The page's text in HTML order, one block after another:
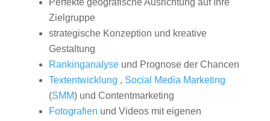
Perfekte geografische Ausrichtung auf Ihre
Zielgruppe
strategische Konzeption und kreative
Gestaltung
Rankinganalyseund Prognose der Chancen
Textentwicklung , Social Media Marketing
(SMM) und Contentmarketing
Fotografien und Videos mit eigenen